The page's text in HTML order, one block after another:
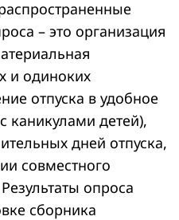
– это организация
и одиноких
отпуска в удобное
каникулами детей),
дней отпуска,
совместного
опроса
сборника